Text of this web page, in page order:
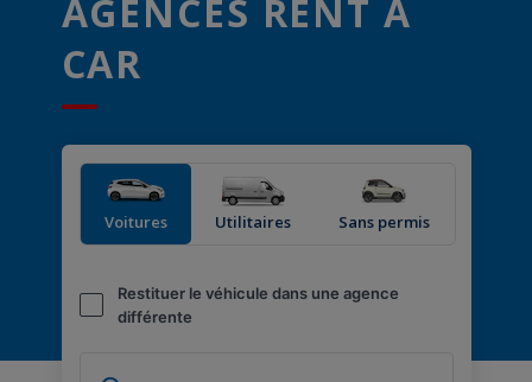
AGENCES RENT A
CAR
Voitures Utilitaires Sans permis
Restituer le véhicule dans une agence
différente